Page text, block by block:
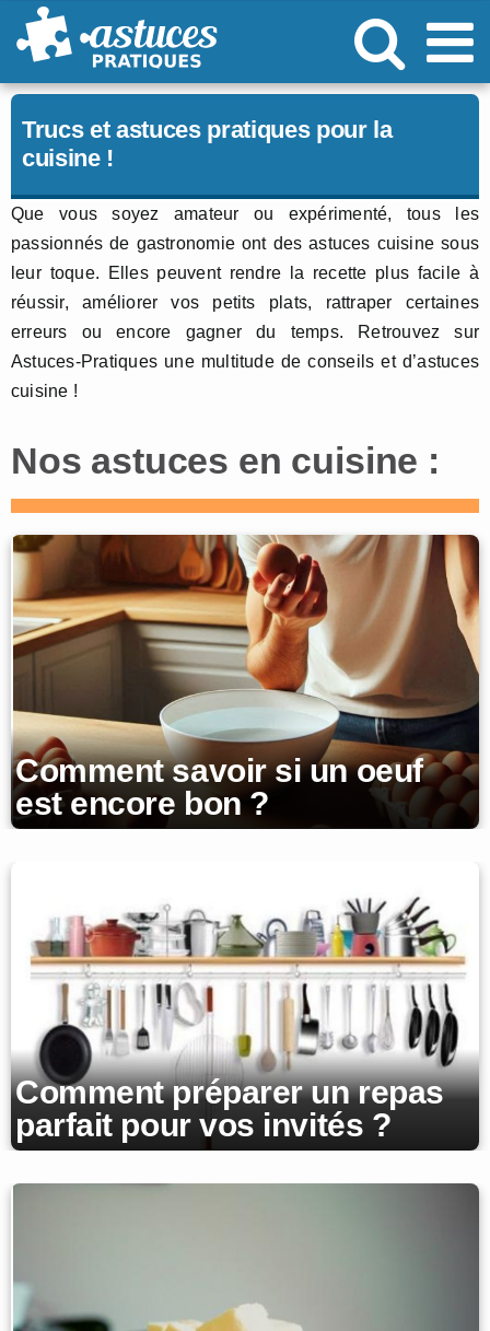
Passer
au
Trucs et astuces pratiques pour la
cuisine !
Que vous soyez amateur ou expérimenté, tous les
passionnés de gastronomie ont des astuces cuisine sous
leur toque. Elles peuvent rendre la recette plus facile à
réussir, améliorer vos petits plats, rattraper certaines
erreurs ou encore gagner du temps. Retrouvez sur
Astuces-Pratiques une multitude de conseils et d’astuces
cuisine !
Nos astuces en cuisine :
Comment savoir si un oeuf
est encore bon ?
Comment préparer un repas
parfait pour vos invités ?